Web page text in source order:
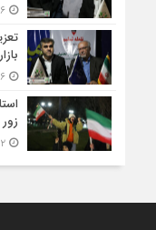
۲۶ خرداد ۱۴۰۵ - ۳:۰۴
بازار
۲۶ خرداد ۱۴۰۵ - ۱:۲۸
۱۲ فروردین ۱۴۰۵ - ۱۰:۵۹